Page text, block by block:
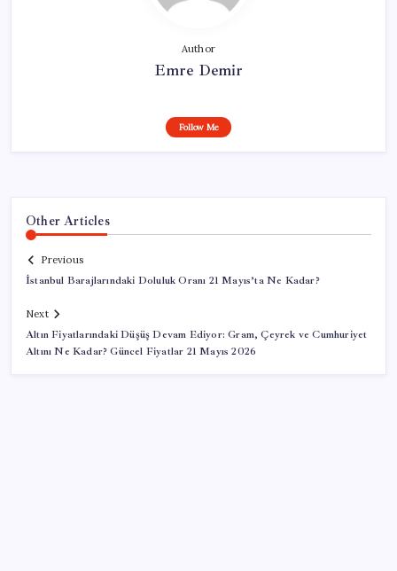
Author
Emre Demir
Follow Me
Other Articles
Previous
İstanbul Barajlarındaki Doluluk Oranı 21 Mayıs’ta Ne Kadar?
Next
Altın Fiyatlarındaki Düşüş Devam Ediyor: Gram, Çeyrek ve Cumhuriyet
Altını Ne Kadar? Güncel Fiyatlar 21 Mayıs 2026